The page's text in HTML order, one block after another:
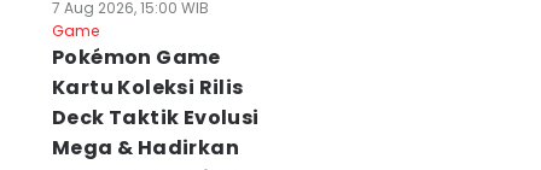
7 Aug 2026, 15:00 WIB
Game
Pokémon Game
Kartu Koleksi Rilis
Deck Taktik Evolusi
Mega & Hadirkan